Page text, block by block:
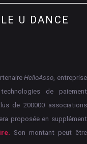
U DANCE
HelloAsso, entreprise
de paiement
de 200000 associations
proposée en supplément
Son montant peut être